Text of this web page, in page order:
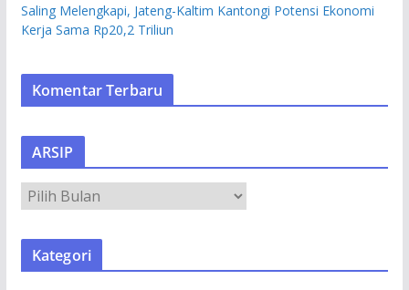
Saling Melengkapi, Jateng-Kaltim Kantongi Potensi Ekonomi
Kerja Sama Rp20,2 Triliun
Komentar Terbaru
ARSIP
R
S
Kategori